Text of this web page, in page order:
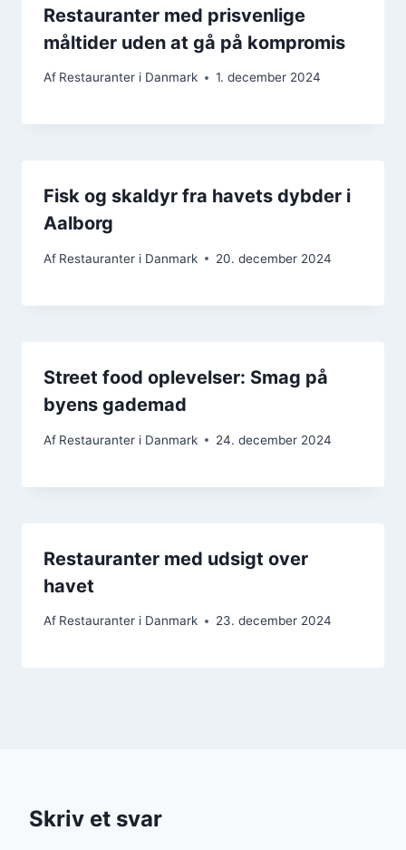
Restauranter med prisvenlige
måltider uden at gå på kompromis
Af Restauranter i Danmark 1. december 2024
Fisk og skaldyr fra havets dybder i
Aalborg
Af Restauranter i Danmark 20. december 2024
Street food oplevelser: Smag på
byens gademad
Af Restauranter i Danmark 24. december 2024
Restauranter med udsigt over
havet
Af Restauranter i Danmark 23. december 2024
Skriv et svar